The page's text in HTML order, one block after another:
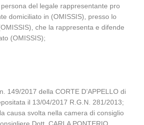
del legale rappresentante pro
domiciliato in (OMISSIS), presso lo
che la rappresenta e difende
(OMISSIS);
149/2017 della CORTE D’APPELLO di
il 13/04/2017 R.G.N. 281/2013;
causa svolta nella camera di consiglio